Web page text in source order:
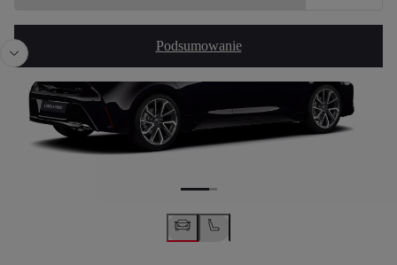
Podsumowanie